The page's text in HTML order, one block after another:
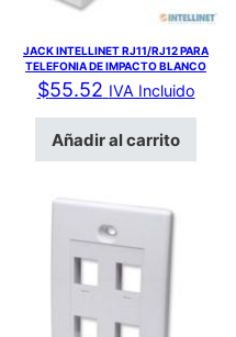
JACK INTELLINET RJ11/RJ12 PARA
TELEFONIA DE IMPACTO BLANCO
$55.52 IVA Incluido
Añadir al carrito